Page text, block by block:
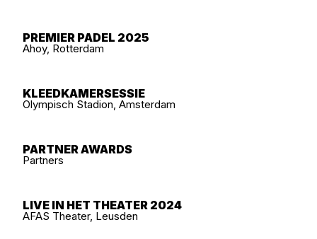
PREMIER PADEL 2025
Ahoy, Rotterdam
KLEEDKAMERSESSIE
Olympisch Stadion, Amsterdam
PARTNER AWARDS
Partners
LIVE IN HET THEATER 2024
AFAS Theater, Leusden